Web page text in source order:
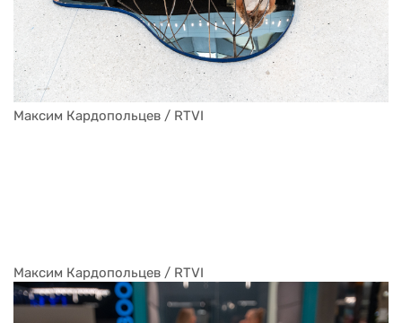
Максим Кардопольцев / RTVI